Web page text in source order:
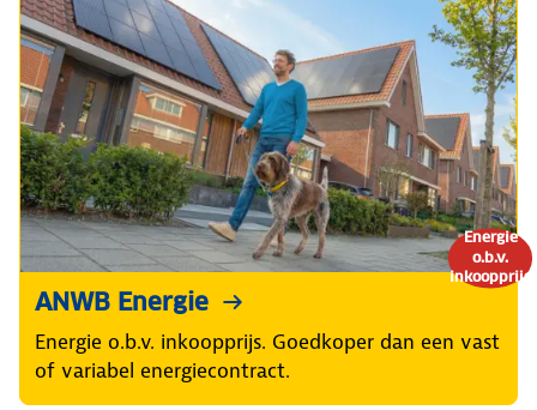
Energie
o.b.v.
inkoopprijs
ANWB Energie
Energie o.b.v. inkoopprijs. Goedkoper dan een vast
of variabel energiecontract.